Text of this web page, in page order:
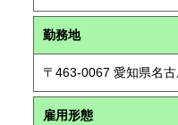
勤務地
〒463-0067 愛知県名
雇用形態